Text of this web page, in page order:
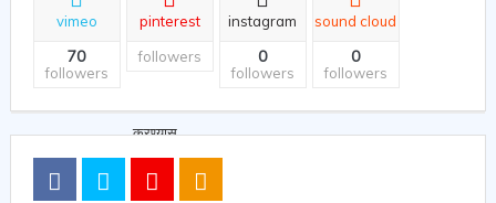
vimeo
70
followers
pinterest
followers
instagram
0
followers
sound cloud
0
followers